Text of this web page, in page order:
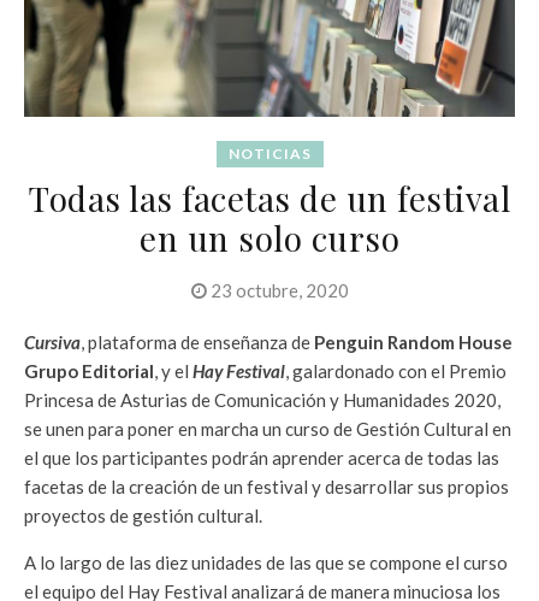
NOTICIAS
Todas las facetas de un festival
en un solo curso
23 octubre, 2020
Cursiva, plataforma de enseñanza de Penguin Random House
Grupo Editorial, y el Hay Festival, galardonado con el Premio
Princesa de Asturias de Comunicación y Humanidades 2020,
se unen para poner en marcha un curso de Gestión Cultural en
el que los participantes podrán aprender acerca de todas las
facetas de la creación de un festival y desarrollar sus propios
proyectos de gestión cultural.
A lo largo de las diez unidades de las que se compone el curso
el equipo del Hay Festival analizará de manera minuciosa los